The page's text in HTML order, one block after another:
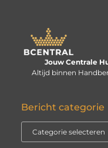
Jouw Centrale
Altijd binnen
Bericht categorie